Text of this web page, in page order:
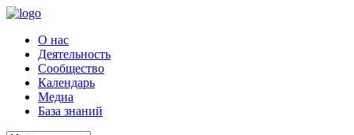
О нас
Деятельность
Сообщество
Календарь
Медиа
База знаний